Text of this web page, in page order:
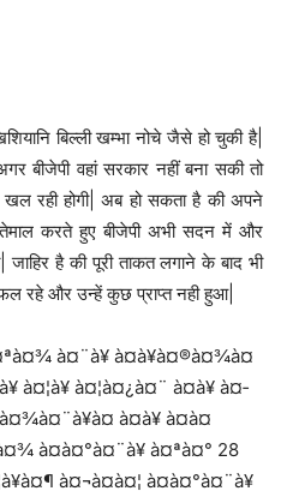
बिल्ली खम्भा नोचे जैसे हो चुकी है|
बीजेपी वहां सरकार नहीं बना सकी तो
खल रही होगी| अब हो सकता है की अपने
करते हुए बीजेपी अभी सदन में और
है की पूरी ताकत लगाने के बाद भी
रहे और उन्हें कुछ प्राप्त नही हुआ|